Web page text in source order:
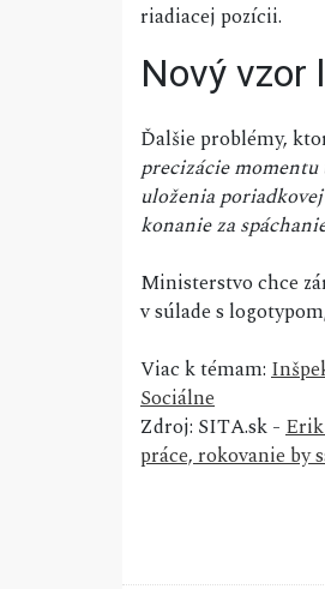
riadiacej pozícii.
Nový vzor
Ďalšie problémy,
precizácie
uloženia
konanie za
Ministerstvo chce
v súlade s
Viac k témam:
Sociálne
Zdroj: SITA.sk -
práce, rokovanie by